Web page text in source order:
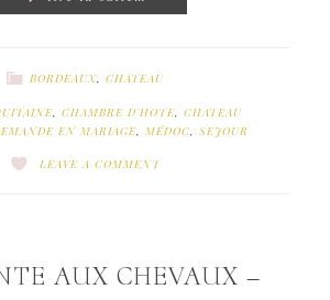
BORDEAUX, CHÂTEAU
, CHAMBRE D'HOTE, CHATEAU
EN MARIAGE, MÉDOC SEJOUR
LEAVE A COMMENT
AUX CHEVAUX –